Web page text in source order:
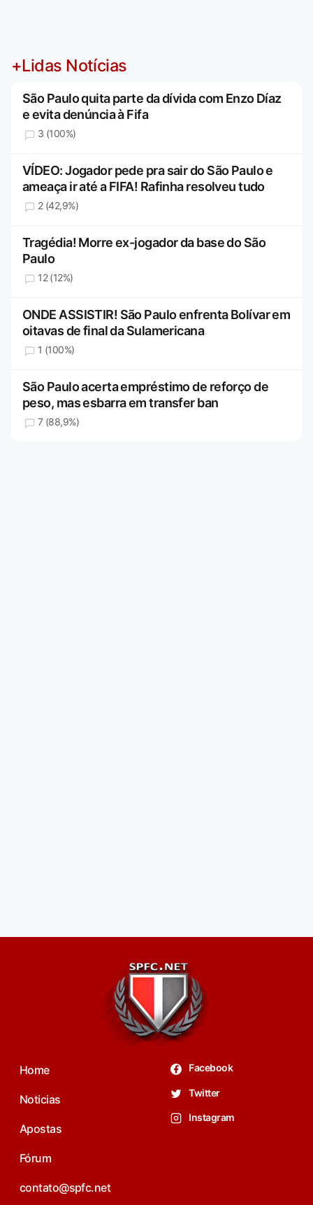
+Lidas Notícias
São Paulo quita parte da dívida com Enzo Díaz
e evita denúncia à Fifa
3 (100%)
VÍDEO: Jogador pede pra sair do São Paulo e
ameaça ir até a FIFA! Rafinha resolveu tudo
2 (42,9%)
Tragédia! Morre ex-jogador da base do São
Paulo
12 (12%)
ONDE ASSISTIR! São Paulo enfrenta Bolívar em
oitavas de final da Sulamericana
1 (100%)
São Paulo acerta empréstimo de reforço de
peso, mas esbarra em transfer ban
7 (88,9%)
Home
Noticias
Apostas
Fórum
contato@spfc.net
Facebook
Twitter
Instagram